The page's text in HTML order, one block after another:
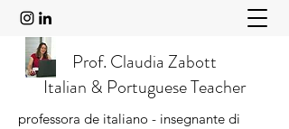
Prof. Claudia Zabott
Italian & Portuguese Teacher
professora de italiano - insegnante di